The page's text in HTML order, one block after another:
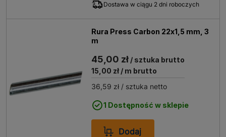
Dostawa w ciągu 2 dni roboczych
Rura Press Carbon 22x1,5 mm, 3
m
45,00 zł / sztuka brutto
15,00 zł / m brutto
36,59 zł / sztuka netto
1 Dostępność w sklepie
Dodaj